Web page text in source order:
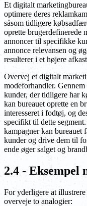
Et digitalt
optimere deres
såsom tidligere
oprette brugerdefinerede
annoncer til specifikke
annonce relevansen og
resulterer i et højere
Overvej et digitalt
modeforhandler.
kunder, der tidligere har
kan bureauet oprette en
interesseret i fodtøj, og
specifikt til dette
kampagner kan bureauet
kunder og drive dem til
ende øger salget og
2.4 - Eksempel
For yderligere at
overveje to analogier: